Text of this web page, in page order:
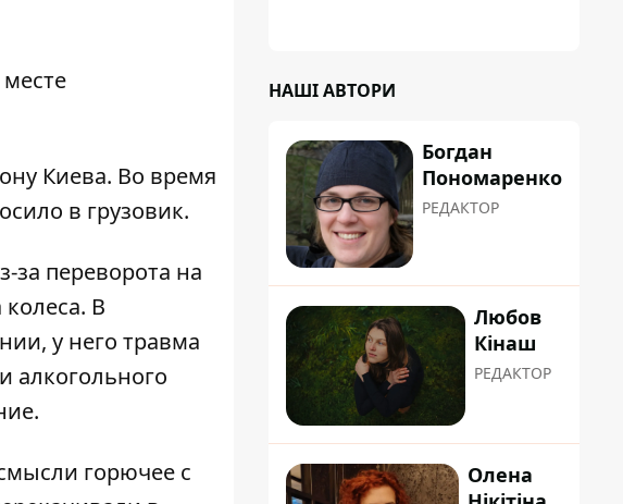
Киева. Во время
в грузовик.
за переворота на
В
у него травма
алкогольного
горючее с
НАШІ АВТОРИ
Богдан
Пономаренко
РЕДАКТОР
Любов
Кінаш
РЕДАКТОР
Олена